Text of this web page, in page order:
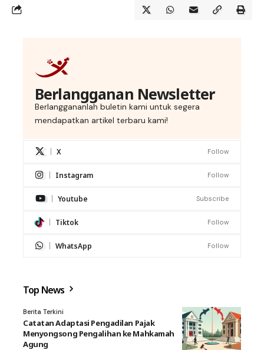
Berlangganan Newsletter
Berlanggananlah buletin kami untuk segera
mendapatkan artikel terbaru kami!
X Follow
Instagram Follow
Youtube Subscribe
Tiktok Follow
WhatsApp Follow
Top News
Berita Terkini
Catatan Adaptasi Pengadilan Pajak
Menyongsong Pengalihan ke Mahkamah
Agung